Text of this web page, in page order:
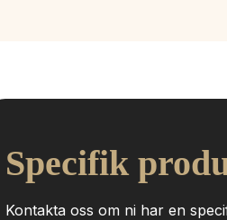
Specifik
Kontakta oss om ni har en